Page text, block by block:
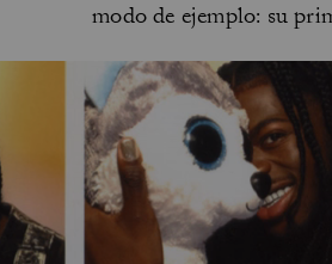
modo de ejemplo: su